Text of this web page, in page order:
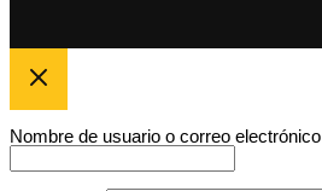
Nombre de usuario o correo electrónico